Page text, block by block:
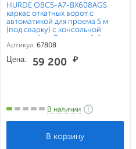
HURDE ОВС5-А7-BX608AGS
каркас откатных ворот с
автоматикой для проема 5 м
(под сварку) с консольной
системой на 7 метровой балке
Алютех
Артикул: 67808
Цена: 59 200 ₽
В наличии